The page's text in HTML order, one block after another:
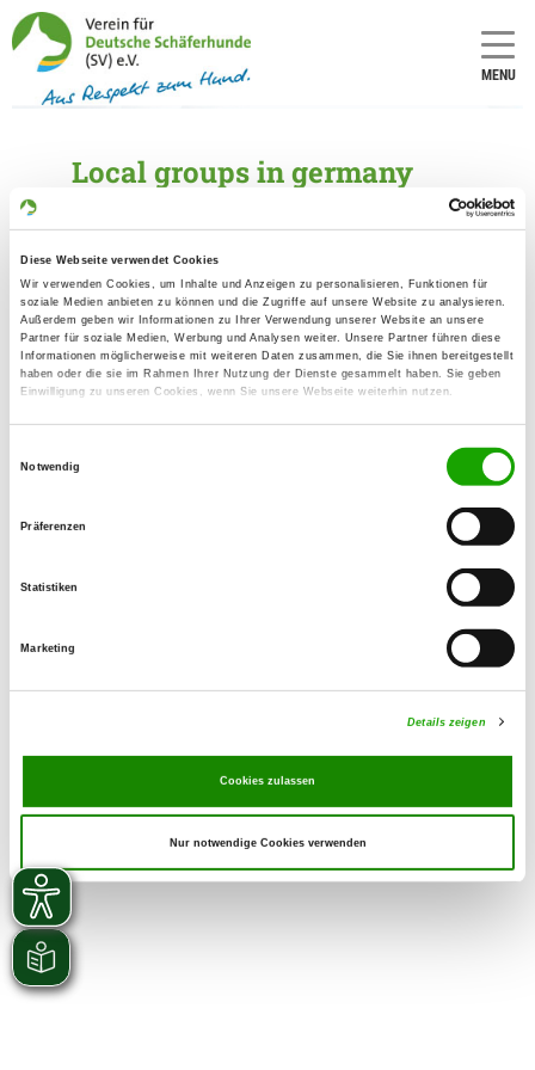
Diese Webseite verwendet Cookies
Wir verwenden Cookies, um Inhalte und Anzeigen zu personalisieren, Funktionen für
soziale Medien anbieten zu können und die Zugriffe auf unsere Website zu analysieren.
Außerdem geben wir Informationen zu Ihrer Verwendung unserer Website an unsere
Partner für soziale Medien, Werbung und Analysen weiter. Unsere Partner führen diese
Informationen möglicherweise mit weiteren Daten zusammen, die Sie ihnen bereitgestellt
haben oder die sie im Rahmen Ihrer Nutzung der Dienste gesammelt haben. Sie geben
Einwilligung zu unseren Cookies, wenn Sie unsere Webseite weiterhin nutzen.
Notwendig
Präferenzen
Statistiken
Marketing
Details zeigen
Cookies zulassen
Nur notwendige Cookies verwenden
MENU
Local groups in germany
L
L(2050)